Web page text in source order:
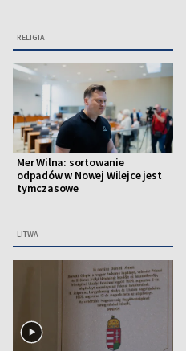
RELIGIA
Mer Wilna: sortowanie
odpadów w Nowej Wilejce jest
tymczasowe
LITWA